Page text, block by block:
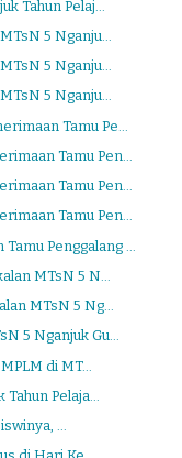
Tahun Pelaj...
5 Nganju...
5 Nganju...
5 Nganju...
Tamu Pe...
Tamu Pen...
Tamu Pen...
Tamu Pen...
Penggalang ...
MTsN 5 N...
MTsN 5 Ng...
5 Nganjuk Gu...
di MT...
Pelaja...
...